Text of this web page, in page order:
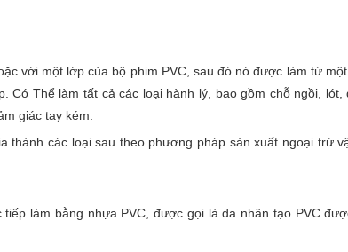
với một lớp của bộ phim PVC, sau đó nó được làm từ
Có Thể làm tất cả các loại hành lý, bao gồm chỗ ngồi, lót,
giác tay kém.
thành các loại sau theo phương pháp sản xuất ngoại trừ
làm bằng nhựa PVC, được gọi là da nhân tạo PVC